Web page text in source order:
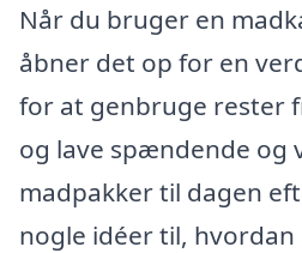
Når du bruger en
åbner det op for en
for at genbruge rester
og lave spændende og
madpakker til dagen
nogle idéer til,